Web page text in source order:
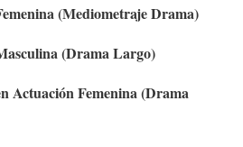
(Mediometraje Drama)
(Drama Largo)
Actuación Femenina (Drama